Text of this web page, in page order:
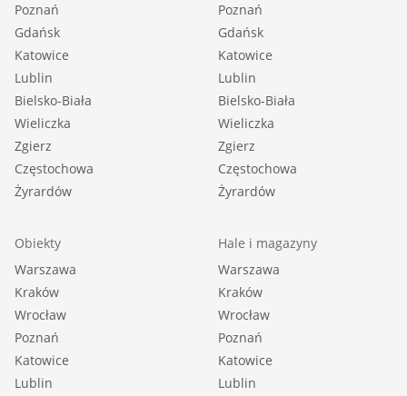
Poznań
Gdańsk
Katowice
Lublin
Bielsko-Biała
Wieliczka
Zgierz
Częstochowa
Żyrardów
Poznań
Gdańsk
Katowice
Lublin
Bielsko-Biała
Wieliczka
Zgierz
Częstochowa
Żyrardów
Obiekty
Warszawa
Kraków
Wrocław
Poznań
Katowice
Lublin
Hale i magazyny
Warszawa
Kraków
Wrocław
Poznań
Katowice
Lublin